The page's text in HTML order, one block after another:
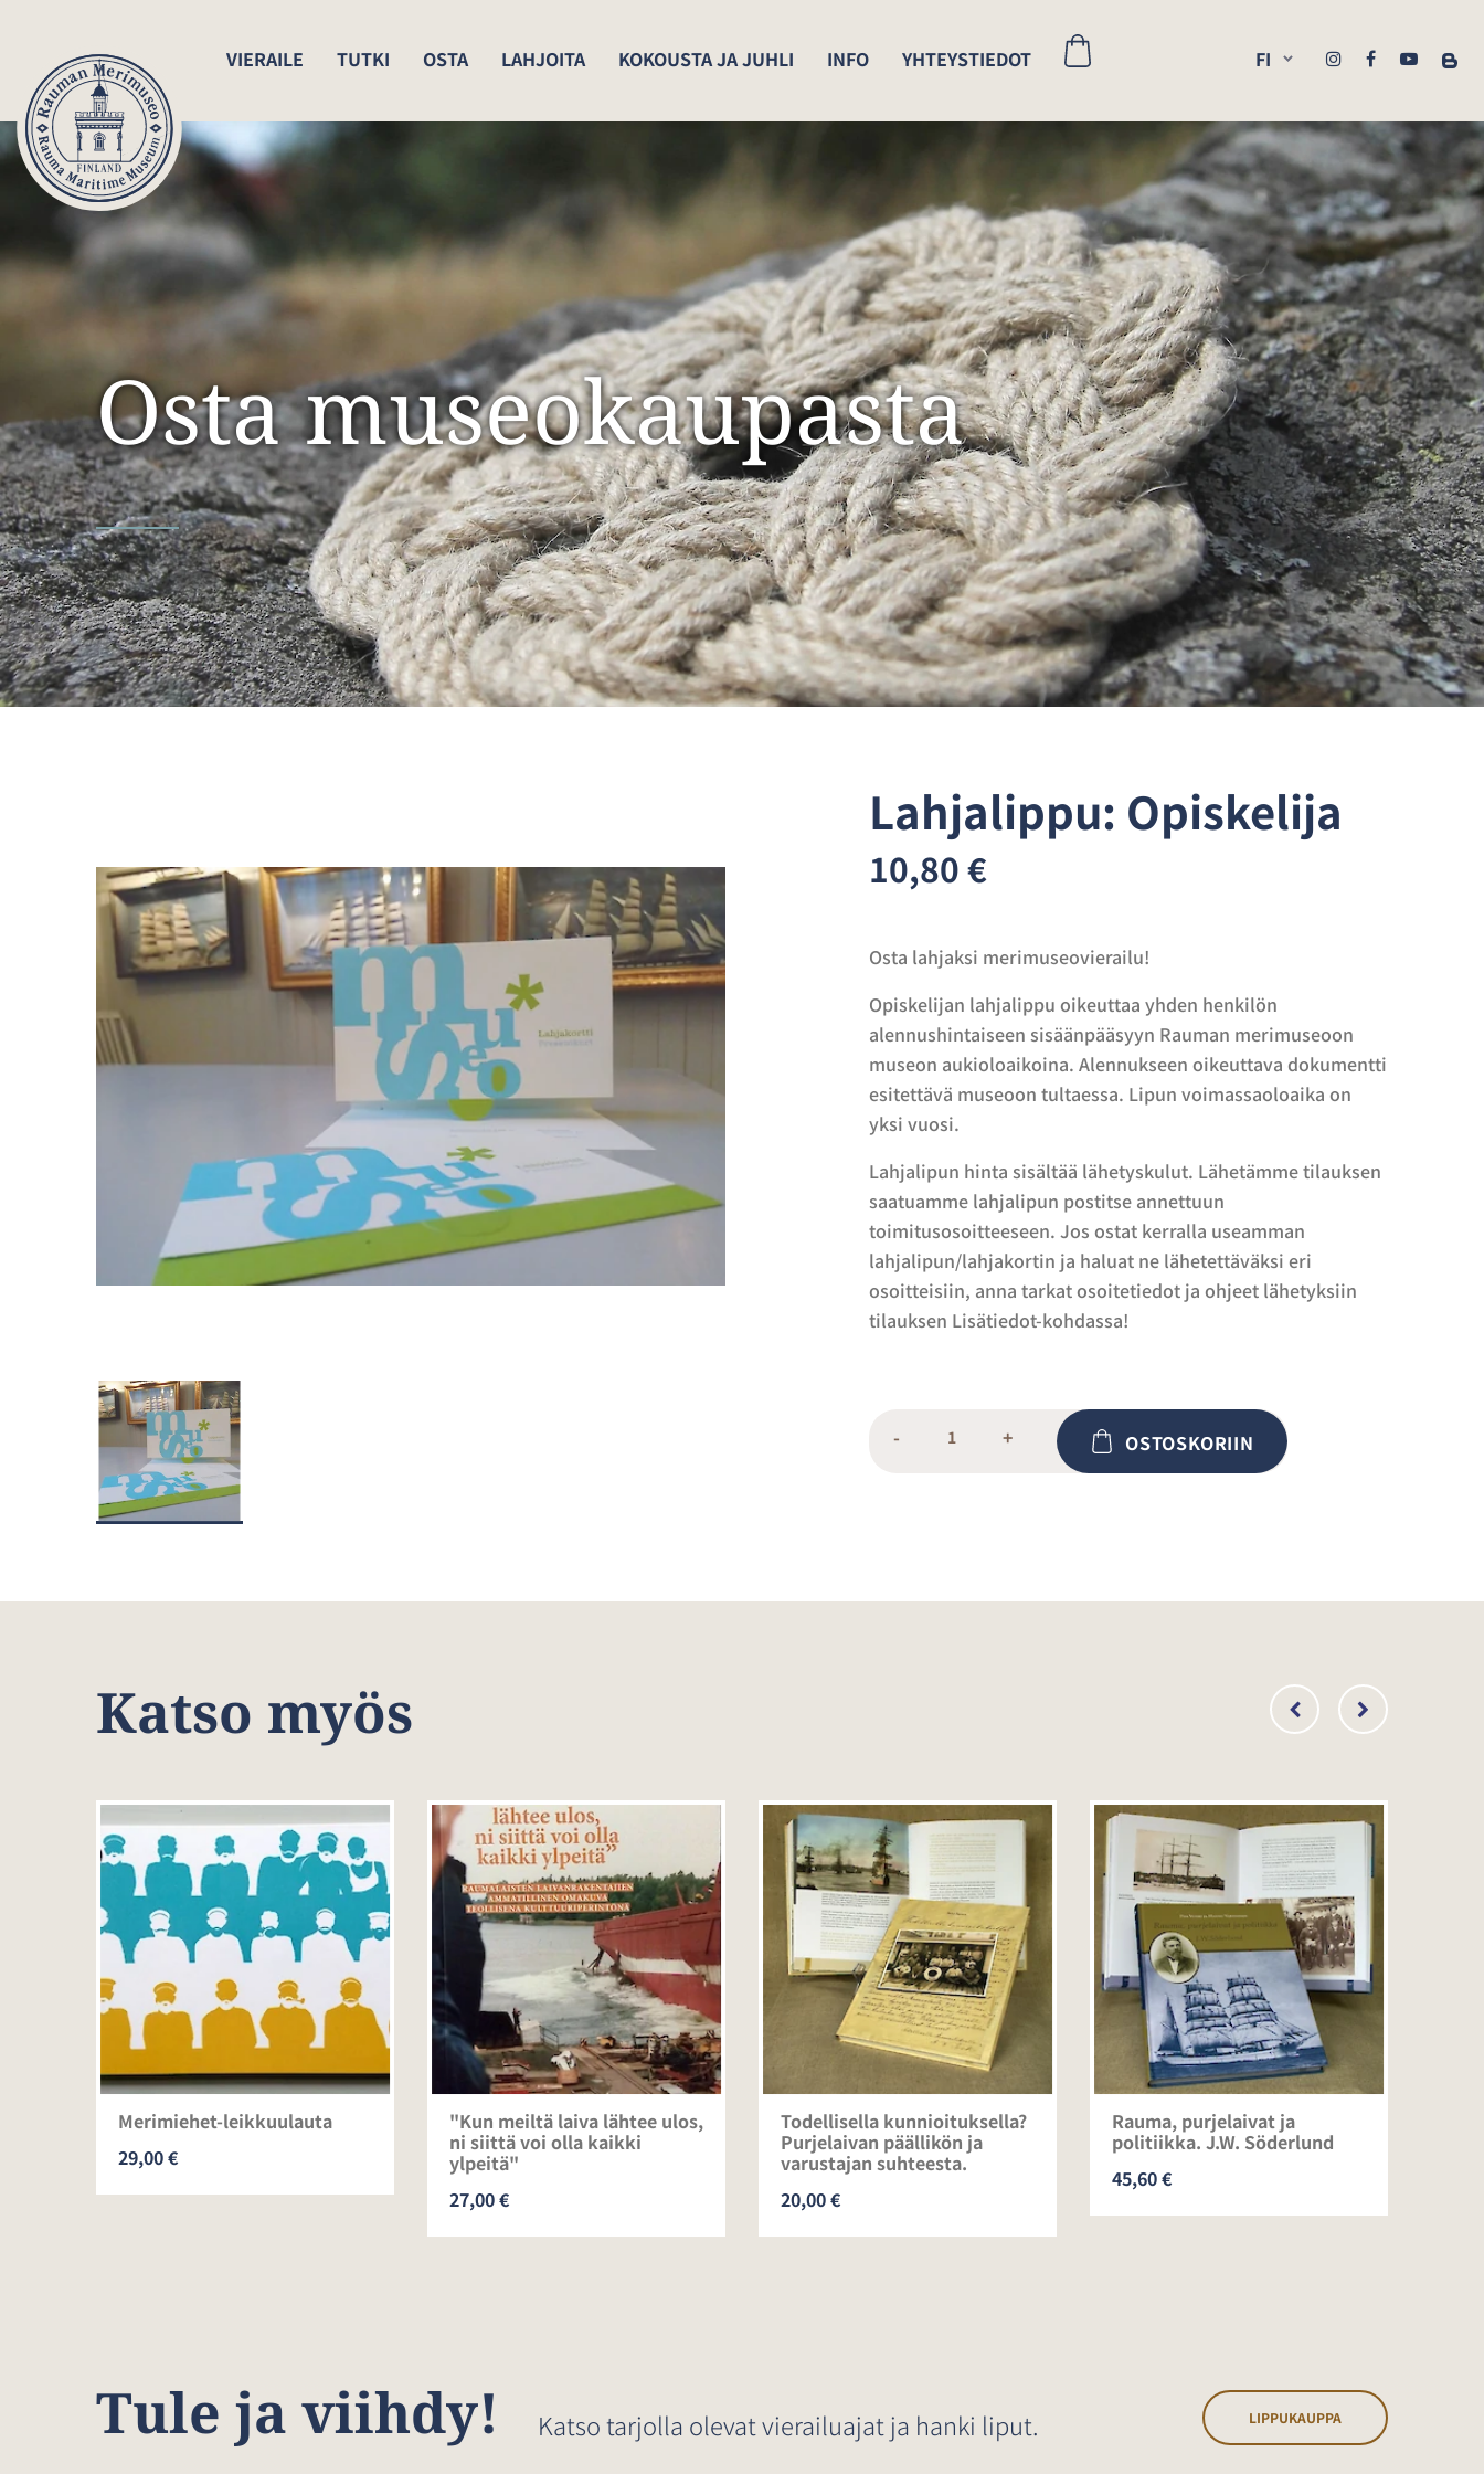
VIERAILE TUTKI OSTA LAHJOITA KOKOUSTA JA JUHLI INFO YHTEYSTIEDOT FI
Osta museokaupasta
Lahjalippu: Opiskelija
10,80 €
Osta lahjaksi merimuseovierailu!
Opiskelijan lahjalippu oikeuttaa yhden henkilön
alennushintaiseen sisäänpääsyyn Rauman merimuseoon
museon aukioloaikoina. Alennukseen oikeuttava dokumentti
esitettävä museoon tultaessa. Lipun voimassaoloaika on
yksi vuosi.
Lahjalipun hinta sisältää lähetyskulut. Lähetämme tilauksen
saatuamme lahjalipun postitse annettuun
toimitusosoitteeseen. Jos ostat kerralla useamman
lahjalipun/lahjakortin ja haluat ne lähetettäväksi eri
osoitteisiin, anna tarkat osoitetiedot ja ohjeet lähetyksiin
tilauksen Lisätiedot-kohdassa!
- + OSTOSKORIIN
Katso myös
Merimiehet-leikkuulauta
29,00 €
"Kun meiltä laiva lähtee ulos,
ni siittä voi olla kaikki
ylpeitä"
27,00 €
Todellisella kunnioituksella?
Purjelaivan päällikön ja
varustajan suhteesta.
20,00 €
Rauma, purjelaivat ja
politiikka. J.W. Söderlund
45,60 €
Tule ja viihdy! Katso tarjolla olevat vierailuajat ja hanki liput. LIPPUKAUPPA